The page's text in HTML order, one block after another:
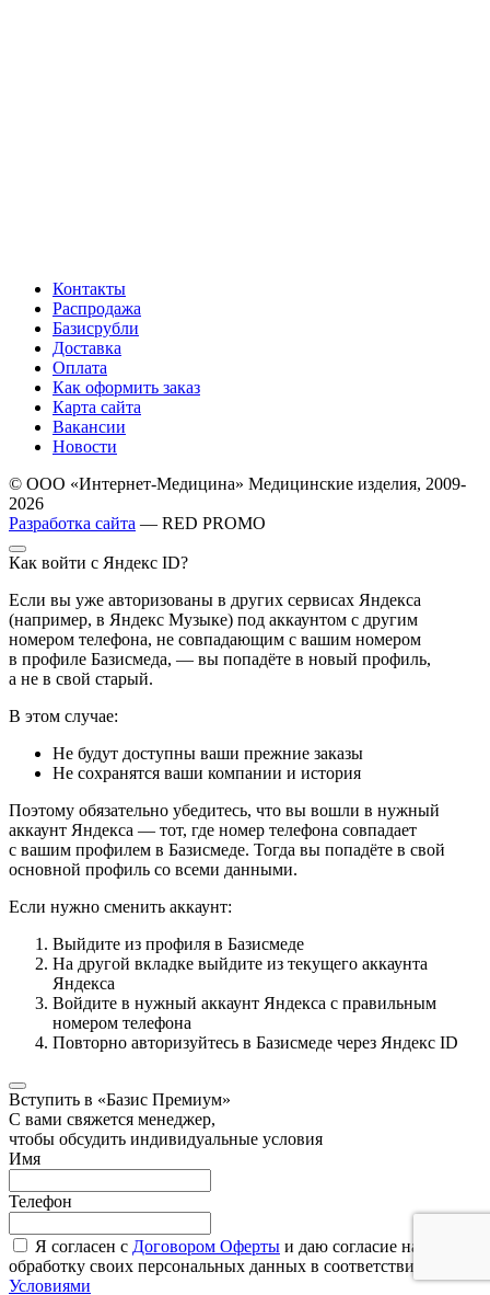
Контакты
Распродажа
Базисрубли
Доставка
Оплата
Как оформить заказ
Карта сайта
Вакансии
Новости
© ООО «Интернет-Медицина» Медицинские изделия, 2009-
2026
Разработка сайта — RED PROMO
Как войти с Яндекс ID?
Если вы уже авторизованы в других сервисах Яндекса
(например, в Яндекс Музыке) под аккаунтом с другим
номером телефона, не совпадающим с вашим номером
в профиле Базисмеда, — вы попадёте в новый профиль,
а не в свой старый.
В этом случае:
Не будут доступны ваши прежние заказы
Не сохранятся ваши компании и история
Поэтому обязательно убедитесь, что вы вошли в нужный
аккаунт Яндекса — тот, где номер телефона совпадает
с вашим профилем в Базисмеде. Тогда вы попадёте в свой
основной профиль со всеми данными.
Если нужно сменить аккаунт:
Выйдите из профиля в Базисмеде
На другой вкладке выйдите из текущего аккаунта
Яндекса
Войдите в нужный аккаунт Яндекса с правильным
номером телефона
Повторно авторизуйтесь в Базисмеде через Яндекс ID
Вступить в «Базис Премиум»
С вами свяжется менеджер,
чтобы обсудить индивидуальные условия
Имя
Телефон
Я согласен с Договором Оферты и даю согласие на
обработку своих персональных данных в соответствии с
Условиями